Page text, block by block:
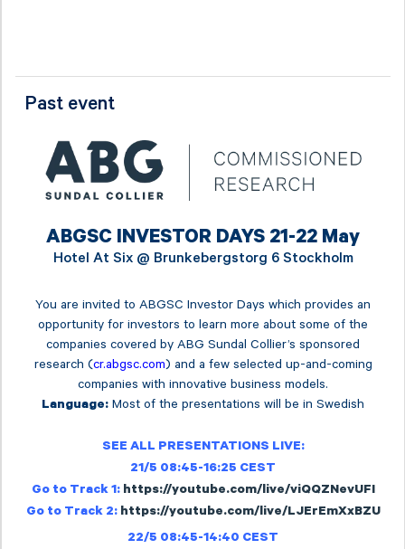
Past event
ABGSC INVESTOR DAYS 21-22 May
Hotel At Six @ Brunkebergstorg 6 Stockholm
You are invited to ABGSC Investor Days which provides an
opportunity for investors to learn more about some of the
companies covered by ABG Sundal Collier’s sponsored
research (cr.abgsc.com) and a few selected up-and-coming
companies with innovative business models.
Language: Most of the presentations will be in Swedish
SEE ALL PRESENTATIONS LIVE:
21/5 08:45-16:25 CEST
Go to Track 1: https://youtube.com/live/viQQZNevUFI
Go to Track 2: https://youtube.com/live/LJErEmXxBZU
22/5 08:45-14:40 CEST